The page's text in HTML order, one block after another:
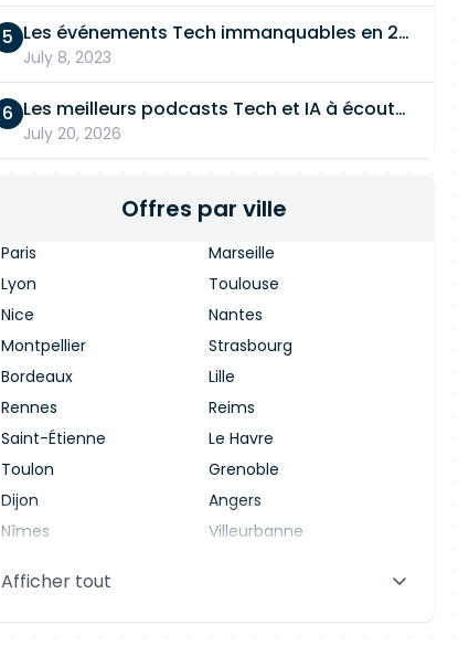
Les événements Tech immanquables en 2026
July 8, 2023
Les meilleurs podcasts Tech et IA à écouter en 2026
July 20, 2026
Offres par ville
Paris
Marseille
Lyon
Toulouse
Nice
Nantes
Montpellier
Strasbourg
Bordeaux
Lille
Rennes
Reims
Saint-Étienne
Le Havre
Toulon
Grenoble
Dijon
Angers
Nîmes
Villeurbanne
Aix-en-Provence
Afficher tout